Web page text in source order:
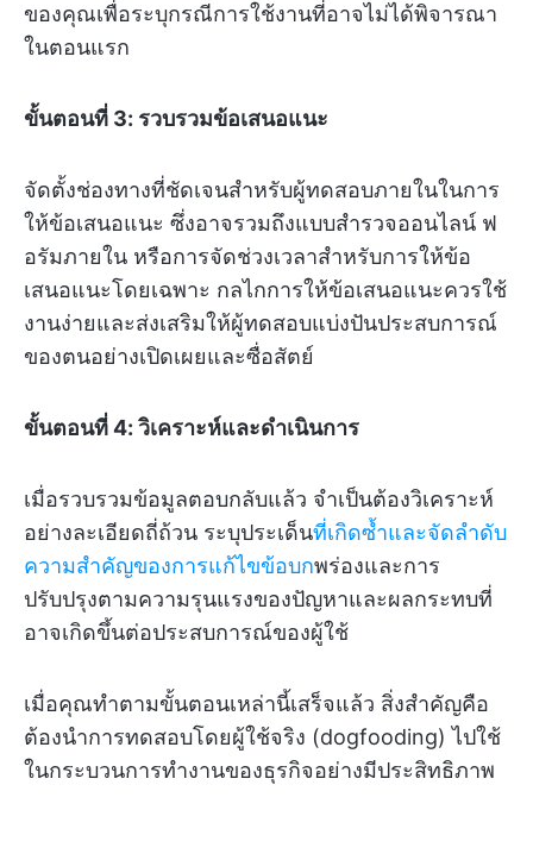
ของคุณเพื่อระบุกรณีการใช้งานที่อาจไม่ได้พิจารณา
ในตอนแรก
ขั้นตอนที่ 3: รวบรวมข้อเสนอแนะ
จัดตั้งช่องทางที่ชัดเจนสำหรับผู้ทดสอบภายในในการ
ให้ข้อเสนอแนะ ซึ่งอาจรวมถึงแบบสำรวจออนไลน์ ฟ
อรัมภายใน หรือการจัดช่วงเวลาสำหรับการให้ข้อ
เสนอแนะโดยเฉพาะ กลไกการให้ข้อเสนอแนะควรใช้
งานง่ายและส่งเสริมให้ผู้ทดสอบแบ่งปันประสบการณ์
ของตนอย่างเปิดเผยและซื่อสัตย์
ขั้นตอนที่ 4: วิเคราะห์และดำเนินการ
เมื่อรวบรวมข้อมูลตอบกลับแล้ว จำเป็นต้องวิเคราะห์
อย่างละเอียดถี่ถ้วน ระบุประเด็นที่เกิดซ้ำและจัดลำดับ
ความสำคัญของการแก้ไขข้อบกพร่องและการ
ปรับปรุงตามความรุนแรงของปัญหาและผลกระทบที่
อาจเกิดขึ้นต่อประสบการณ์ของผู้ใช้
เมื่อคุณทำตามขั้นตอนเหล่านี้เสร็จแล้ว สิ่งสำคัญคือ
ต้องนำการทดสอบโดยผู้ใช้จริง (dogfooding) ไปใช้
ในกระบวนการทำงานของธุรกิจอย่างมีประสิทธิภาพ